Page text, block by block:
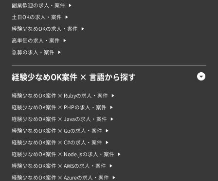
副業歓迎の求人・案件
土日OKの求人・案件
経験少なめOKの求人・案件
高単価の求人・案件
急募の求人・案件
経験少なめOK案件 × 言語から探す
経験少なめOK案件 × Rubyの求人・案件
経験少なめOK案件 × PHPの求人・案件
経験少なめOK案件 × Javaの求人・案件
経験少なめOK案件 × Goの求人・案件
経験少なめOK案件 × C#の求人・案件
経験少なめOK案件 × Node.jsの求人・案件
経験少なめOK案件 × AWSの求人・案件
経験少なめOK案件 × Azureの求人・案件